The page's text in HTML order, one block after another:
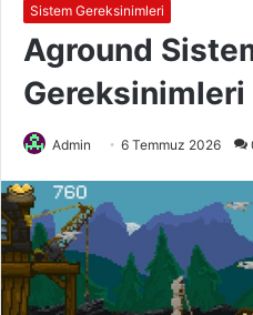
Sistem Gereksinimleri
Aground
Gereksinimleri
Admin 6 Temmuz 2026